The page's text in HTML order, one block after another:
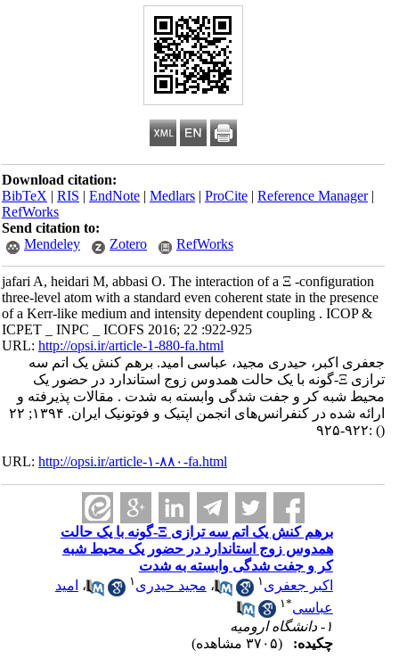
Download citation:
BibTeX|RIS|EndNote|Medlars|ProCite|Reference Manager
RefWorks
Send citation to:
Mendeley
Zotero RefWorks
jafari A, heidari M, abbasi O. The interaction of a Ξ -configuration
three-level atom with a standard even coherent state in the presence
of a Kerr-like medium and intensity dependent coupling . ICOP &
ICPET _ INPC _ ICOFS 2016; 22 :922-925
URL:http://opsi.ir/article-1-880-fa.html
جعفری اکبر، حیدری مجید، عباسی امید. برهم کنش یک اتم سه
ترازی Ξ-گونه با یک حالت همدوس زوج استاندارد در حضور یک
محیط شبه کر و جفت شدگی وابسته به شدت . مقالات پذیرفته و
ارائه شده در کنفرانس‌های انجمن اپتیک و فوتونیک ایران. ۱۳۹۴; ۲۲
:۹۲۲-۹۲۵
URL:http://opsi.ir/article-۱-۸۸۰-fa.html
برهم کنش یک اتم سه ترازی Ξ-گونه با یک حالت
همدوس زوج استاندارد در حضور یک محیط شبه
کر و جفت شدگی وابسته به شدت
اکبر جعفری۱ ،مجید حیدری۱ ،امید
عباسی
۱
چکیده: